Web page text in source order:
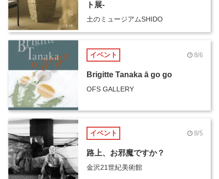
ト展-
土のミュージアムSHIDO
イベント 8/6
Brigitte Tanaka ā go go
OFS GALLERY
イベント 8/5
路上、お邪魔ですか？
金沢21世紀美術館